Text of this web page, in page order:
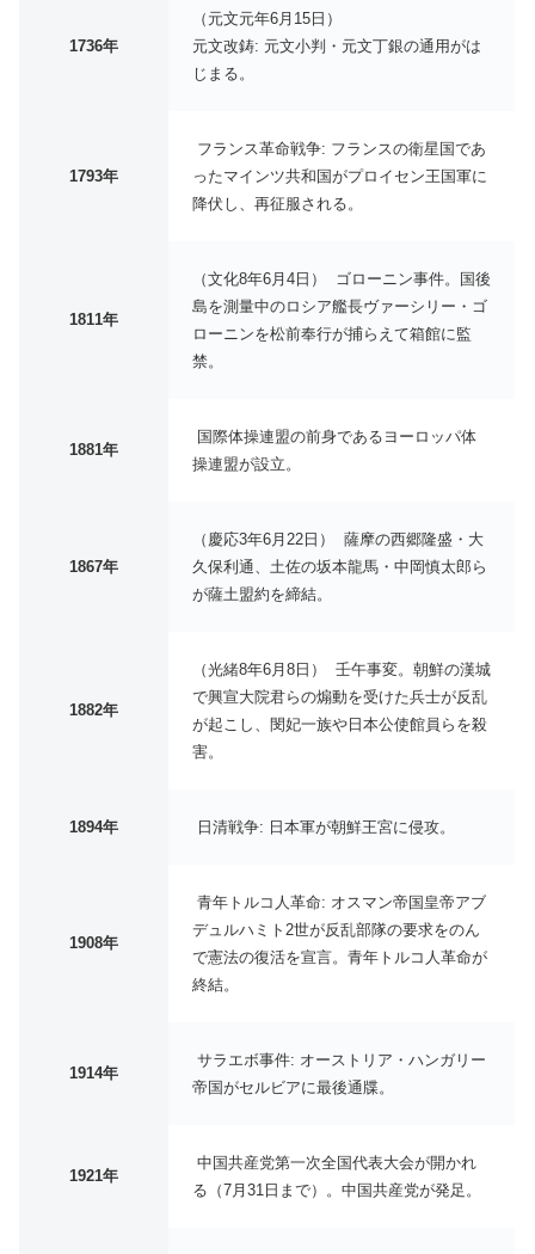
1736年
（元文元年6月15日）
元文改鋳: 元文小判・元文丁銀の通用がは
じまる。
1793年
フランス革命戦争: フランスの衛星国であ
ったマインツ共和国がプロイセン王国軍に
降伏し、再征服される。
1811年
（文化8年6月4日） ゴローニン事件。国後
島を測量中のロシア艦長ヴァーシリー・ゴ
ローニンを松前奉行が捕らえて箱館に監
禁。
1881年
国際体操連盟の前身であるヨーロッパ体
操連盟が設立。
1867年
（慶応3年6月22日） 薩摩の西郷隆盛・大
久保利通、土佐の坂本龍馬・中岡慎太郎ら
が薩土盟約を締結。
1882年
（光緒8年6月8日） 壬午事変。朝鮮の漢城
で興宣大院君らの煽動を受けた兵士が反乱
が起こし、閔妃一族や日本公使館員らを殺
害。
1894年 日清戦争: 日本軍が朝鮮王宮に侵攻。
1908年
青年トルコ人革命: オスマン帝国皇帝アブ
デュルハミト2世が反乱部隊の要求をのん
で憲法の復活を宣言。青年トルコ人革命が
終結。
1914年
サラエボ事件: オーストリア・ハンガリー
帝国がセルビアに最後通牒。
1921年
中国共産党第一次全国代表大会が開かれ
る（7月31日まで）。中国共産党が発足。